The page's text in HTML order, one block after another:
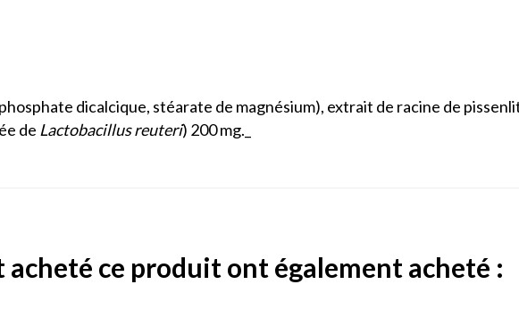
dicalcique, stéarate de magnésium), extrait de racine de
de Lactobacillus reuteri) 200 mg._
acheté ce produit ont également acheté :